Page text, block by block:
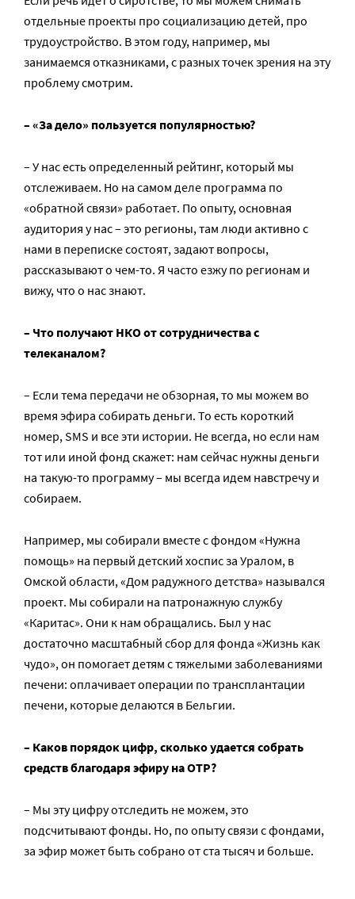
отдельные проекты про социализацию детей, про
трудоустройство. В этом году, например, мы
занимаемся отказниками, с разных точек зрения на эту
проблему смотрим.
– «За дело» пользуется популярностью?
– У нас есть определенный рейтинг, который мы
отслеживаем. Но на самом деле программа по
«обратной связи» работает. По опыту, основная
аудитория у нас – это регионы, там люди активно с
нами в переписке состоят, задают вопросы,
рассказывают о чем-то. Я часто езжу по регионам и
вижу, что о нас знают.
– Что получают НКО от сотрудничества с
телеканалом?
– Если тема передачи не обзорная, то мы можем во
время эфира собирать деньги. То есть короткий
номер, SMS и все эти истории. Не всегда, но если нам
тот или иной фонд скажет: нам сейчас нужны деньги
на такую-то программу – мы всегда идем навстречу и
собираем.
Например, мы собирали вместе с фондом «Нужна
помощь» на первый детский хоспис за Уралом, в
Омской области, «Дом радужного детства» назывался
проект. Мы собирали на патронажную службу
«Каритас». Они к нам обращались. Был у нас
достаточно масштабный сбор для фонда «Жизнь как
чудо», он помогает детям с тяжелыми заболеваниями
печени: оплачивает операции по трансплантации
печени, которые делаются в Бельгии.
– Каков порядок цифр, сколько удается собрать
средств благодаря эфиру на ОТР?
– Мы эту цифру отследить не можем, это
подсчитывают фонды. Но, по опыту связи с фондами,
за эфир может быть собрано от ста тысяч и больше.